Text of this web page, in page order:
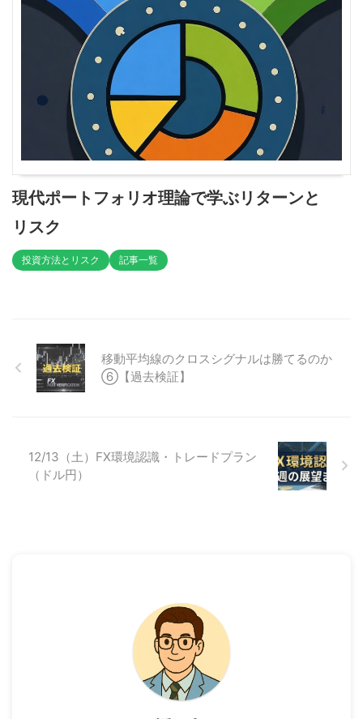
現代ポートフォリオ理論で学ぶリターンと
リスク
投資方法とリスク 記事一覧
移動平均線のクロスシグナルは勝てるのか
⑥【過去検証】
12/13（土）FX環境認識・トレードプラン
（ドル円）